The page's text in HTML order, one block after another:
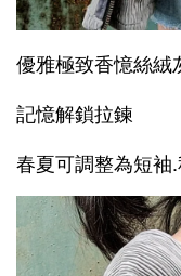
優雅極致香憶絲絨
記憶解鎖拉鍊
春夏可調整為短袖